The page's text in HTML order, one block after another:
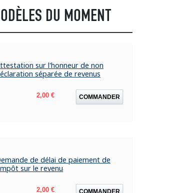
DU MOMENT
sur l'honneur de non
séparée de revenus
Prix
2,00 € COMMANDER
de délai de paiement de
sur le revenu
Prix
2,00 € COMMANDER